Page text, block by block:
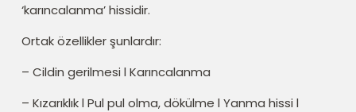
‘karıncalanma’ hissidir.
Ortak özellikler şunlardır:
– Cildin gerilmesi l Karıncalanma
– Kızarıklık l Pul pul olma, dökülme l Yanma hissi l